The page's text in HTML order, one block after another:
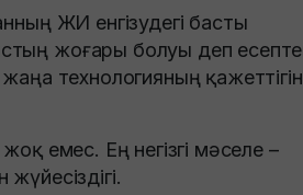
ЖИ енгізудегі басты
жоғары болуы деп
технологияның қажеттігін
емес. Ең негізгі мәселе –